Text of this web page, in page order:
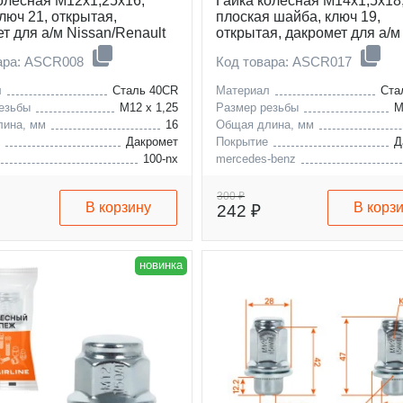
21, открытая,
для а/м Nissan/Renault
ASCR008
Сталь 40CR
M12 x 1,25
мм
16
Дакромет
100-nx
fairlady-z
almera
В корзину
плоская шайба, ключ 19,
открытая, дакромет для а/м
Код товара: ASCR017
Материал
Размер резьбы
Общая длина, мм
Покрытие
mercedes-benz
dodge
300 ₽
242 ₽ В
новинка